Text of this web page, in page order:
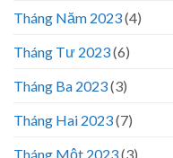
Tháng Năm 2023(4)
Tháng Tư 2023(6)
Tháng Ba 2023(3)
Tháng Hai 2023(7)
Tháng Một 2023(3)